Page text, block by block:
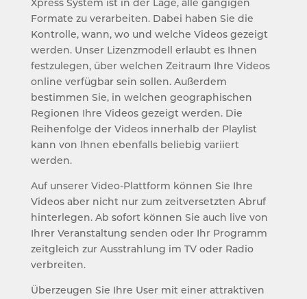
Xpress System ist in der Lage, alle gängigen
Formate zu verarbeiten. Dabei haben Sie die
Kontrolle, wann, wo und welche Videos gezeigt
werden. Unser Lizenzmodell erlaubt es Ihnen
festzulegen, über welchen Zeitraum Ihre Videos
online verfügbar sein sollen. Außerdem
bestimmen Sie, in welchen geographischen
Regionen Ihre Videos gezeigt werden. Die
Reihenfolge der Videos innerhalb der Playlist
kann von Ihnen ebenfalls beliebig variiert
werden.
Auf unserer Video-Plattform können Sie Ihre
Videos aber nicht nur zum zeitversetzten Abruf
hinterlegen. Ab sofort können Sie auch live von
Ihrer Veranstaltung senden oder Ihr Programm
zeitgleich zur Ausstrahlung im TV oder Radio
verbreiten.
Überzeugen Sie Ihre User mit einer attraktiven